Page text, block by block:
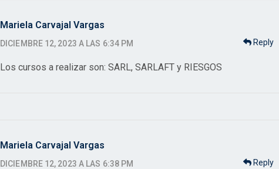
Mariela Carvajal Vargas
DICIEMBRE 12, 2023 A LAS 6:34 PM
Los cursos a realizar son: SARL, SARLAFT y RIESGOS
Reply
Mariela Carvajal Vargas
DICIEMBRE 12, 2023 A LAS 6:38 PM Reply